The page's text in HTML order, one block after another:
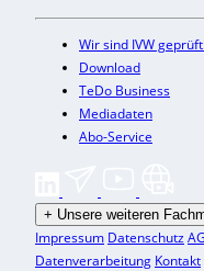
Wir sind IVW
Download
TeDo Business
Mediadaten
Abo-Service
+ Unsere weiteren
Impressum Datenschutz
Datenverarbeitung Kontakt